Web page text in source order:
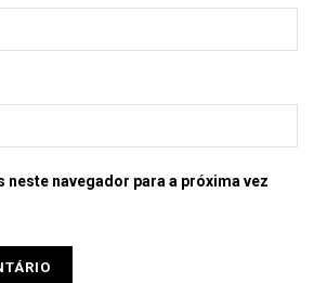
neste navegador para a próxima vez